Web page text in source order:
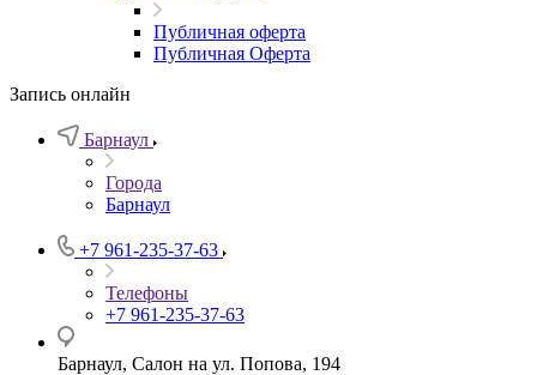
Публичная оферта
Публичная Оферта
Запись онлайн
Барнаул
Города
Барнаул
+7 961-235-37-63
Телефоны
+7 961-235-37-63
Барнаул, Салон на ул. Попова, 194